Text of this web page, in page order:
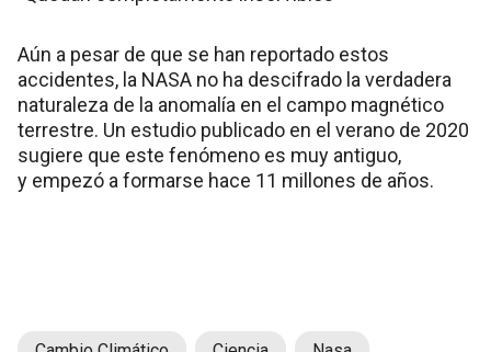
Aún a pesar de que se han reportado estos
accidentes, la NASA no ha descifrado la verdadera
naturaleza de la anomalía en el campo magnético
terrestre. Un estudio publicado en el verano de 2020
sugiere que este fenómeno es muy antiguo,
y empezó a formarse hace 11 millones de años.